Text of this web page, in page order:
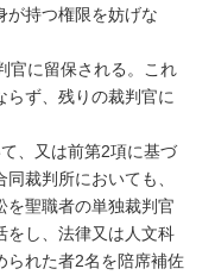
が持つ権限を妨げな
官に留保される。これ
らず、残りの裁判官に
、又は前第2項に基づ
裁判所においても、
を聖職者の単独裁判官
をし、法律又は人文科
られた者2名を陪席補佐